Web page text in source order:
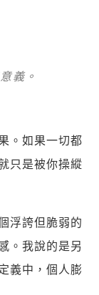
義。
。如果一切都
只是被你操縱
浮誇但脆弱的
。我說的是另
義中，個人膨